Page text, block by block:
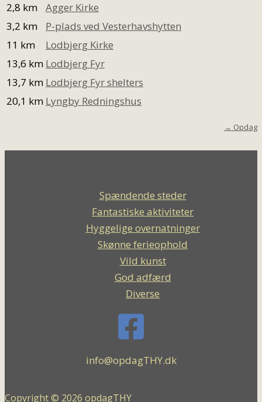
2,8 km
Agger Kirke
3,2 km
P-plads ved Vesterhavshytten
11 km
Lodbjerg Kirke
13,6 km Lodbjerg Fyr
13,7 km Lodbjerg Fyr shelters
20,1 km Lyngby Redningshus
→ Opdag
Spændende steder
Fantastiske aktiviteter
Hyggelige overnatninger
Skønne ferieophold
Vild kunst
God adfærd
Diverse
info@opdagTHY.dk
Copyright © 2026 opdagTHY